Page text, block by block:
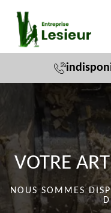
VOTRE
NOUS SOMMES